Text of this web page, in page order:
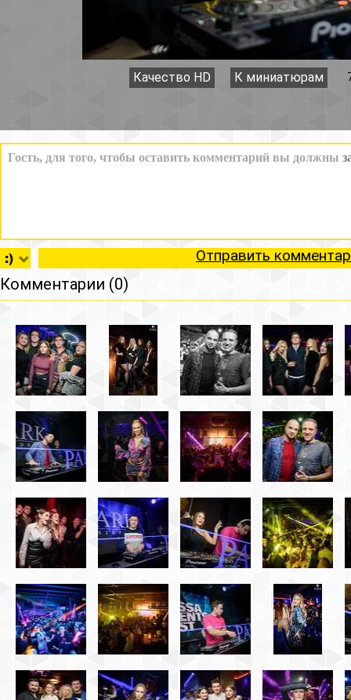
Качество HD К миниатюрам
Отправить
Комментарии (0)